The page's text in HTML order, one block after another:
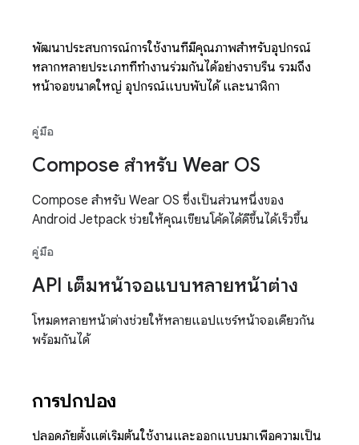
พัฒนาประสบการณ์การใช้งานที่มีคุณภาพสำหรับอุปกรณ์
หลากหลายประเภทที่ทำงานร่วมกันได้อย่างราบรื่น รวมถึง
หน้าจอขนาดใหญ่ อุปกรณ์แบบพับได้ และนาฬิกา
คู่มือ
Compose สำหรับ Wear OS
Compose สำหรับ Wear OS ซึ่งเป็นส่วนหนึ่งของ
Android Jetpack ช่วยให้คุณเขียนโค้ดได้ดีขึ้นได้เร็วขึ้น
คู่มือ
API เต็มหน้าจอแบบหลายหน้าต่าง
โหมดหลายหน้าต่างช่วยให้หลายแอปแชร์หน้าจอเดียวกัน
พร้อมกันได้
การปกป้อง
ปลอดภัยตั้งแต่เริ่มต้นใช้งานและออกแบบมาเพื่อความเป็น